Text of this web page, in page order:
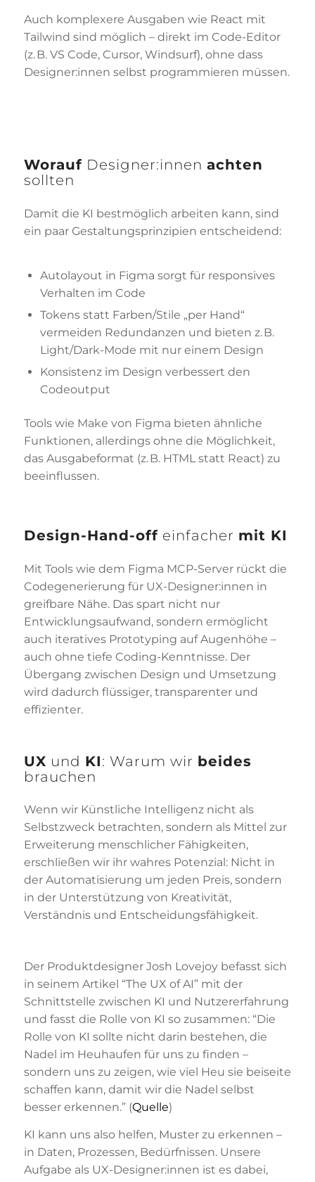
Auch komplexere Ausgaben wie React mit
Tailwind sind möglich – direkt im Code-Editor
(z. B. VS Code, Cursor, Windsurf), ohne dass
Designer:innen selbst programmieren müssen.
WoraufDesigner:innen achten
sollten
Damit die KI bestmöglich arbeiten kann, sind
ein paar Gestaltungsprinzipien entscheidend:
Autolayout in Figma sorgt für responsives
Verhalten im Code
Tokens statt Farben/Stile „per Hand“
vermeiden Redundanzen und bieten z. B.
Light/Dark-Mode mit nur einem Design
Konsistenz im Design verbessert den
Codeoutput
Tools wie Make von Figma bieten ähnliche
Funktionen, allerdings ohne die Möglichkeit,
das Ausgabeformat (z. B. HTML statt React) zu
beeinflussen.
Design-Hand-offeinfacher mit KI
Mit Tools wie dem Figma MCP-Server rückt die
Codegenerierung für UX-Designer:innen in
greifbare Nähe. Das spart nicht nur
Entwicklungsaufwand, sondern ermöglicht
auch iteratives Prototyping auf Augenhöhe –
auch ohne tiefe Coding-Kenntnisse. Der
Übergang zwischen Design und Umsetzung
wird dadurch flüssiger, transparenter und
effizienter.
UX und KI: Warum wir beides
brauchen
Wenn wir Künstliche Intelligenz nicht als
Selbstzweck betrachten, sondern als Mittel zur
Erweiterung menschlicher Fähigkeiten,
erschließen wir ihr wahres Potenzial: Nicht in
der Automatisierung um jeden Preis, sondern
in der Unterstützung von Kreativität,
Verständnis und Entscheidungsfähigkeit.
Der Produktdesigner Josh Lovejoy befasst sich
in seinem Artikel “The UX of AI” mit der
Schnittstelle zwischen KI und Nutzererfahrung
und fasst die Rolle von KI so zusammen: “Die
Rolle von KI sollte nicht darin bestehen, die
Nadel im Heuhaufen für uns zu finden –
sondern uns zu zeigen, wie viel Heu sie beiseite
schaffen kann, damit wir die Nadel selbst
besser erkennen.” (Quelle)
KI kann uns also helfen, Muster zu erkennen –
in Daten, Prozessen, Bedürfnissen. Unsere
Aufgabe als UX-Designer:innen ist es dabei,